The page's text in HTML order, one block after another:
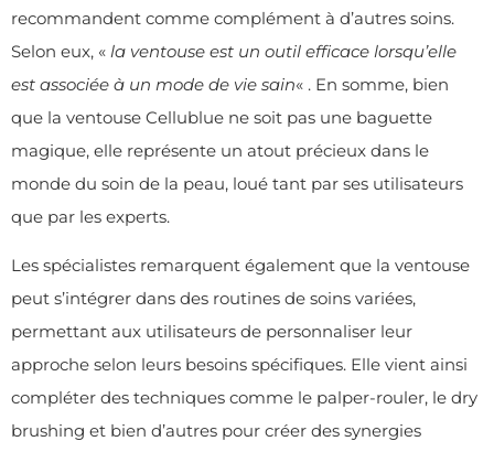
recommandent comme complément à d’autres soins.
Selon eux, « la ventouse est un outil efficace lorsqu’elle
est associée à un mode de vie sain« . En somme, bien
que la ventouse Cellublue ne soit pas une baguette
magique, elle représente un atout précieux dans le
monde du soin de la peau, loué tant par ses utilisateurs
que par les experts.
Les spécialistes remarquent également que la ventouse
peut s’intégrer dans des routines de soins variées,
permettant aux utilisateurs de personnaliser leur
approche selon leurs besoins spécifiques. Elle vient ainsi
compléter des techniques comme le palper-rouler, le dry
brushing et bien d’autres pour créer des synergies